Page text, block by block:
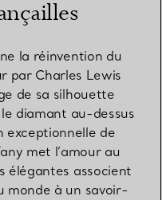
la réinvention du
par Charles Lewis
de sa silhouette
diamant au-dessus
exceptionnelle de
met l’amour au
élégantes associent
monde à un savoir-